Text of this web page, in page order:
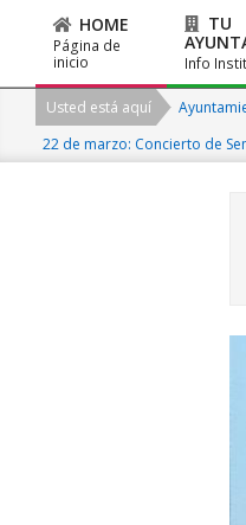
Primary
Navigation
Menu
HOME
Página de
inicio
TU
Info
Usted está aquí
22 de marzo: Concierto de